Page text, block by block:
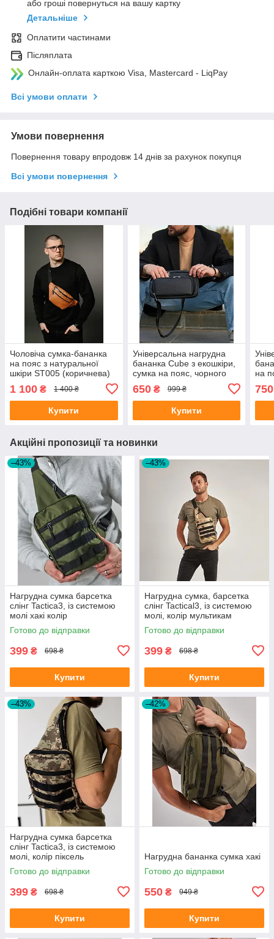
або гроші повернуться на вашу картку
Детальніше
Оплатити частинами
Післяплата
Онлайн-оплата карткою Visa, Mastercard - LiqPay
Всі умови оплати
Умови повернення
Повернення товару впродовж 14 днів за рахунок покупця
Всі умови повернення
Подібні товари компанії
Чоловіча сумка-бананка
на пояс з натуральної
шкіри ST005 (коричнева)
1 100 ₴ 1 400 ₴
Купити
Універсальна нагрудна
бананка Cube з екошкіри,
сумка на пояс, чорного
650₴ 999 ₴
Купити
на
750
Акційні пропозиції та новинки
–43%
Нагрудна сумка барсетка
слінг Tactica3, із системою
молі хакі колір
Готово до відправки
399 ₴ 698 ₴
Купити
–43%
Нагрудна сумка, барсетка
слінг Tactical3, із системою
молі, колір мультикам
Готово до відправки
399 ₴ 698 ₴
Купити
–43%
Нагрудна сумка барсетка
слінг Tactica3, із системою
молі, колір піксель
Готово до відправки
399 ₴ 698 ₴
Купити
–42%
Нагрудна бананка сумка хакі
Готово до відправки
550 ₴ 949 ₴
Купити